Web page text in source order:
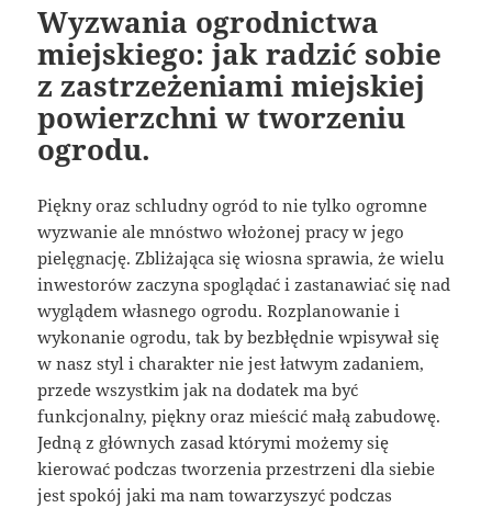
Wyzwania ogrodnictwa
miejskiego: jak radzić sobie
z zastrzeżeniami miejskiej
powierzchni w tworzeniu
ogrodu.
Piękny oraz schludny ogród to nie tylko ogromne
wyzwanie ale mnóstwo włożonej pracy w jego
pielęgnację. Zbliżająca się wiosna sprawia, że wielu
inwestorów zaczyna spoglądać i zastanawiać się nad
wyglądem własnego ogrodu. Rozplanowanie i
wykonanie ogrodu, tak by bezbłędnie wpisywał się
w nasz styl i charakter nie jest łatwym zadaniem,
przede wszystkim jak na dodatek ma być
funkcjonalny, piękny oraz mieścić małą zabudowę.
Jedną z głównych zasad którymi możemy się
kierować podczas tworzenia przestrzeni dla siebie
jest spokój jaki ma nam towarzyszyć podczas